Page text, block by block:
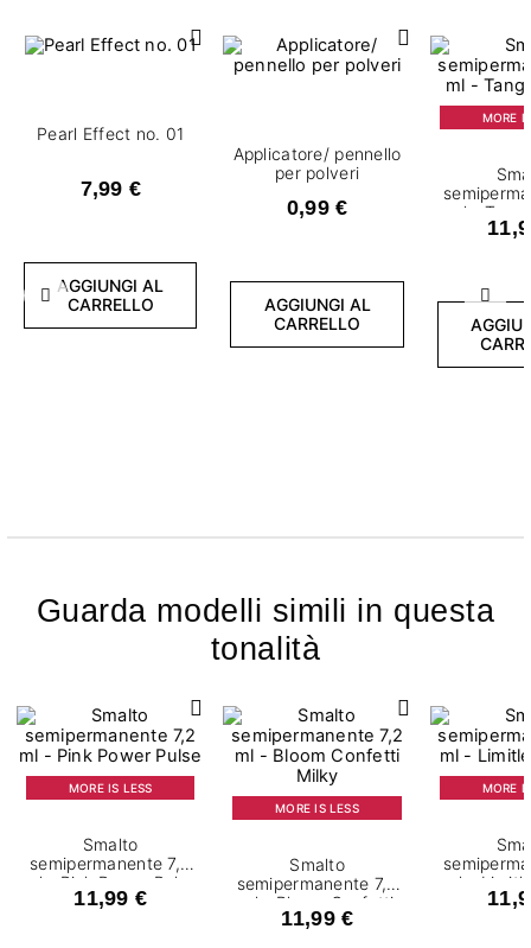
Precedente
Pearl Effect no. 01
7,99 €
AGGIUNGI AL
CARRELLO
Applicatore/ pennello
per polveri
0,99 €
AGGIUNGI AL
CARRELLO
MORE
ml -
Guarda modelli simili in questa
tonalità
MORE IS LESS
Smalto
semipermanente 7,2
ml - Pink Power Pulse
11,99 €
MORE IS LESS
Smalto
semipermanente 7,2
ml - Bloom Confetti
Milky
11,99 €
MORE
ml -